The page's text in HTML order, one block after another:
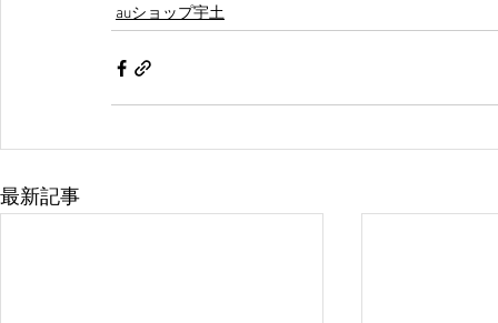
auショップ宇土
最新記事